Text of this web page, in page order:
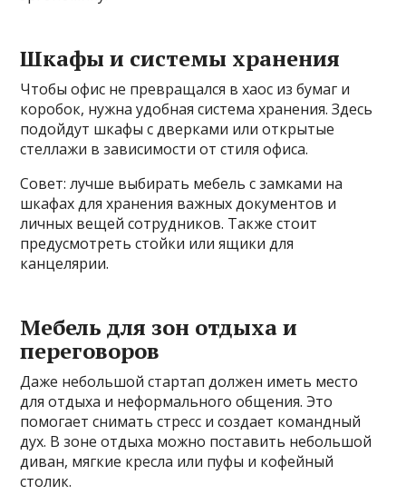
Шкафы и системы хранения
Чтобы офис не превращался в хаос из бумаг и
коробок, нужна удобная система хранения. Здесь
подойдут шкафы с дверками или открытые
стеллажи в зависимости от стиля офиса.
Совет: лучше выбирать мебель с замками на
шкафах для хранения важных документов и
личных вещей сотрудников. Также стоит
предусмотреть стойки или ящики для
канцелярии.
Мебель для зон отдыха и
переговоров
Даже небольшой стартап должен иметь место
для отдыха и неформального общения. Это
помогает снимать стресс и создает командный
дух. В зоне отдыха можно поставить небольшой
диван, мягкие кресла или пуфы и кофейный
столик.